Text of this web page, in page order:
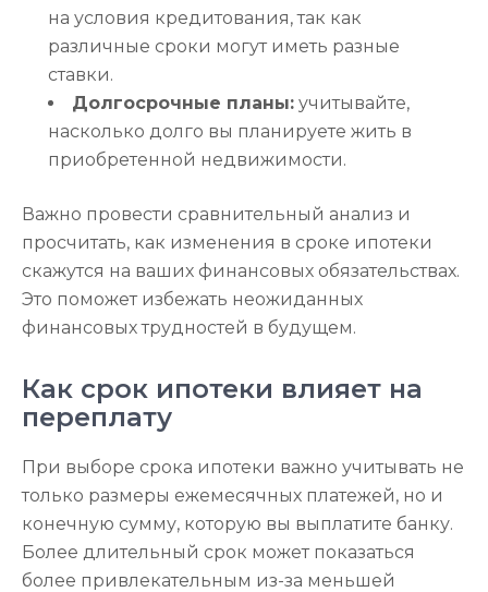
на условия кредитования, так как
различные сроки могут иметь разные
ставки.
Долгосрочные планы: учитывайте,
насколько долго вы планируете жить в
приобретенной недвижимости.
Важно провести сравнительный анализ и
просчитать, как изменения в сроке ипотеки
скажутся на ваших финансовых обязательствах.
Это поможет избежать неожиданных
финансовых трудностей в будущем.
Как срок ипотеки влияет на
переплату
При выборе срока ипотеки важно учитывать не
только размеры ежемесячных платежей, но и
конечную сумму, которую вы выплатите банку.
Более длительный срок может показаться
более привлекательным из-за меньшей